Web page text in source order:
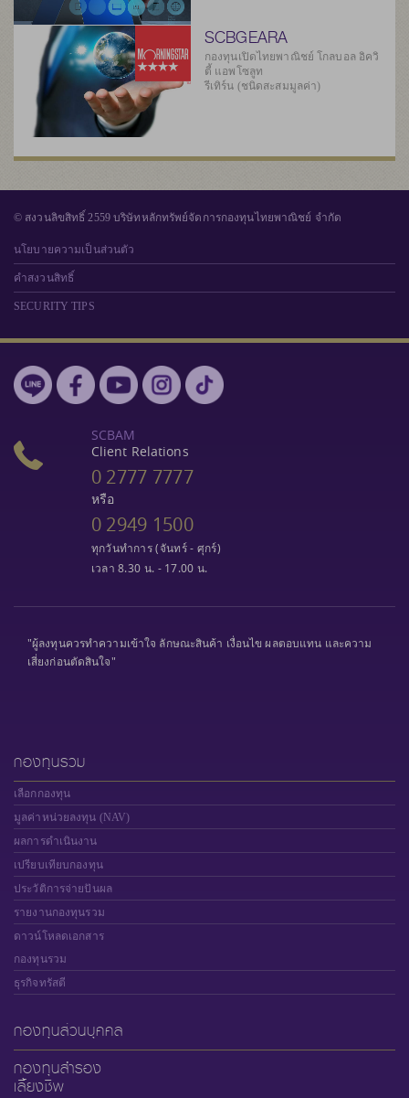
SCBGEARA
กองทุนเปิดไทยพาณิชย์ โกลบอล อิควิ
ตี้ แอพโซลูท
รีเทิร์น (ชนิดสะสมมูลค่า)
© สงวนลิขสิทธิ์ 2559 บริษัทหลักทรัพย์จัดการกองทุนไทยพาณิชย์ จำกัด
นโยบายความเป็นส่วนตัว
คำสงวนสิทธิ์
SECURITY TIPS
SCBAM
Client Relations
0 2777 7777
หรือ
0 2949 1500
ทุกวันทำการ (จันทร์ - ศุกร์)
เวลา 8.30 น. - 17.00 น.
"ผู้ลงทุนควรทำความเข้าใจ ลักษณะสินค้า เงื่อนไข ผลตอบแทน และความ
เสี่ยงก่อนตัดสินใจ"
กองทุนรวม
เลือกกองทุน
มูลค่าหน่วยลงทุน (NAV)
ผลการดำเนินงาน
เปรียบเทียบกองทุน
ประวัติการจ่ายปันผล
รายงานกองทุนรวม
ดาวน์โหลดเอกสาร
กองทุนรวม
ธุรกิจทรัสตี
กองทุนส่วนบุคคล
กองทุนสำรอง
เลี้ยงชีพ